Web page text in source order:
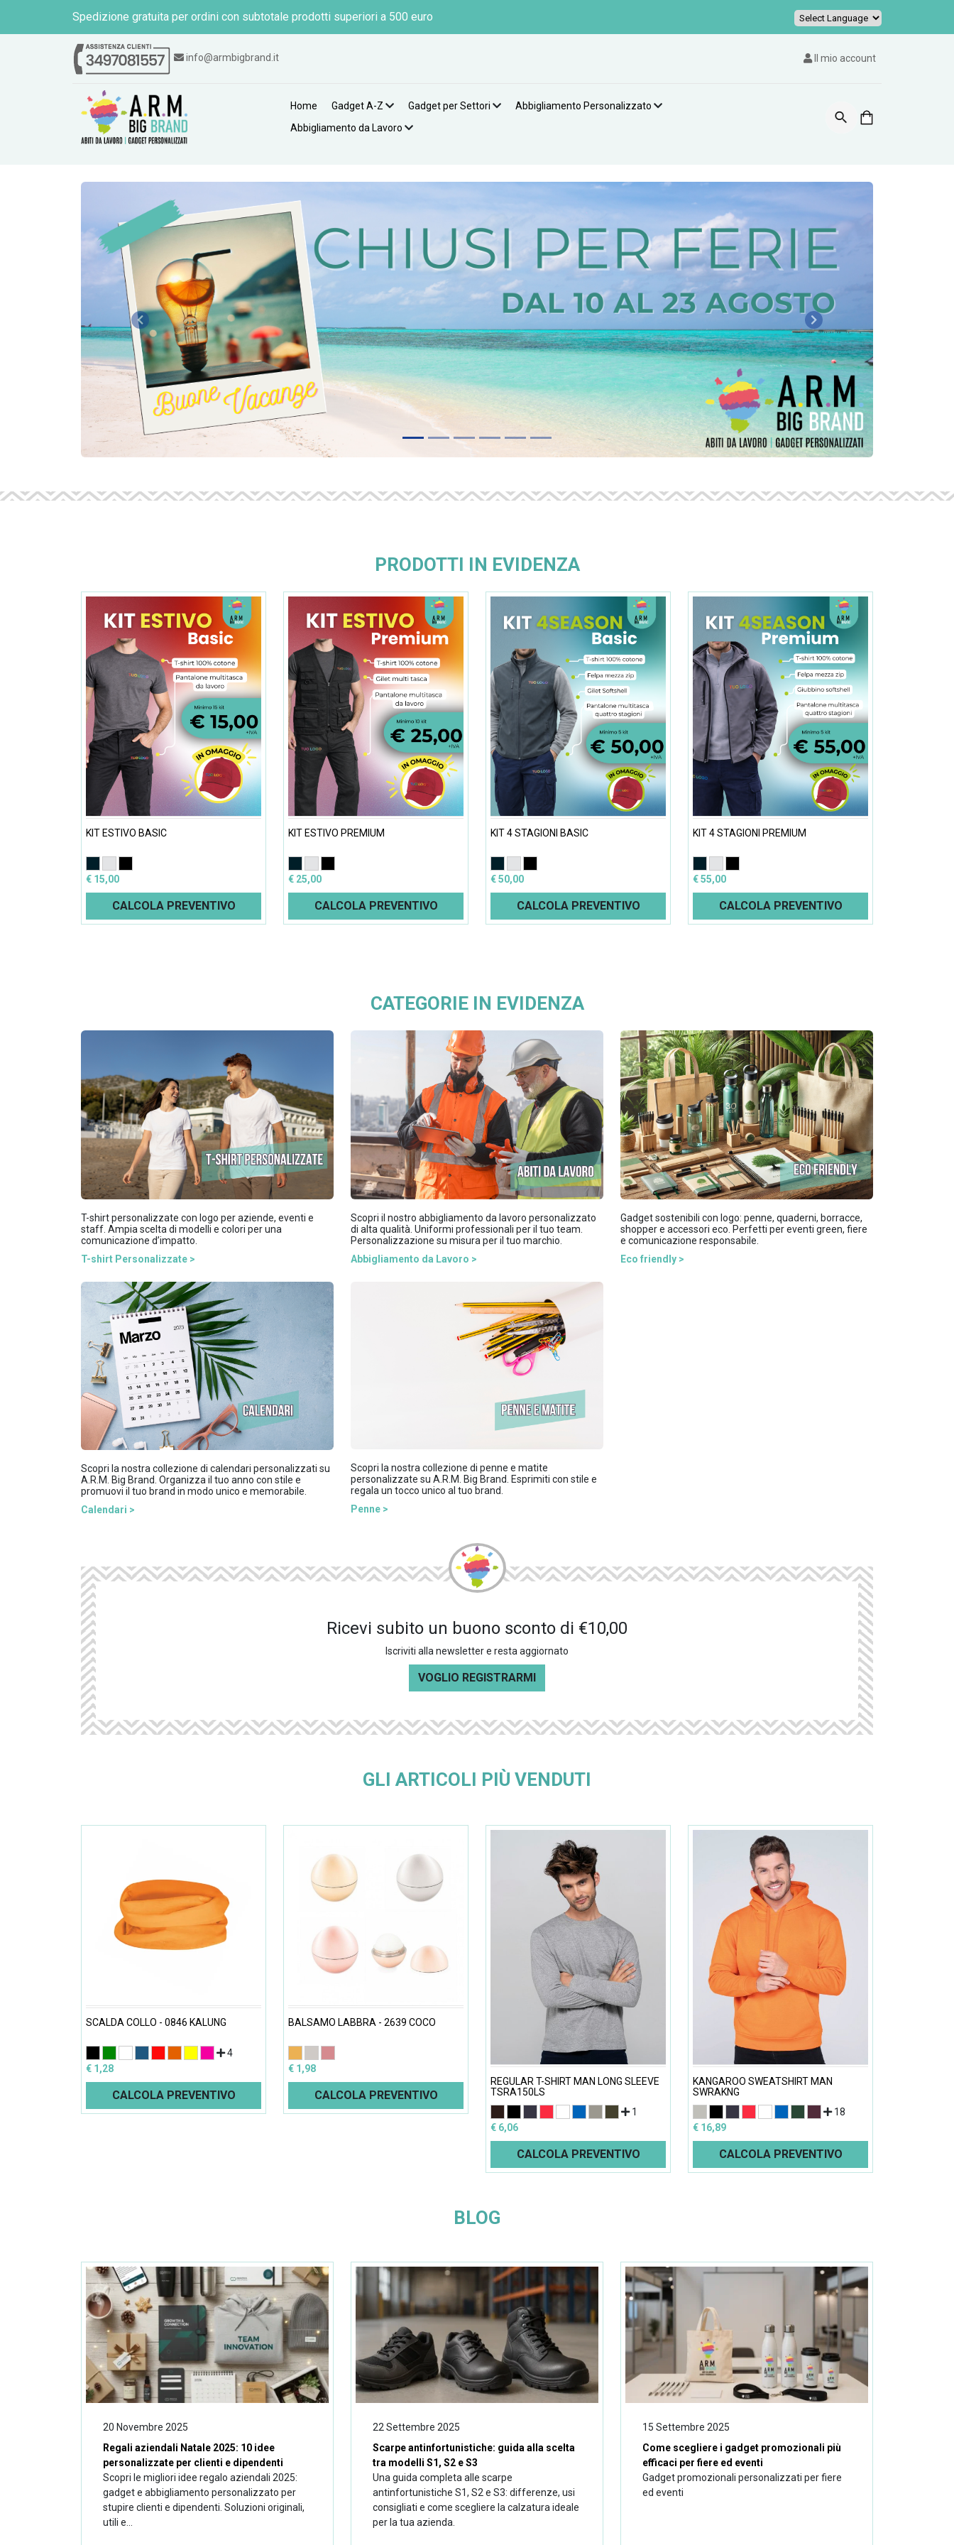
Spedizione gratuita per ordini con subtotale prodotti superiori a 500 euro
Powered by
info@armbigbrand.it Il mio account
Home Gadget A-Z Gadget per Settori
Abbigliamento Personalizzato
Abbigliamento da Lavoro
Precedente Prossimo
PRODOTTI IN EVIDENZA
KIT ESTIVO BASIC
€ 15,00
CALCOLA PREVENTIVO
KIT ESTIVO PREMIUM
€ 25,00
CALCOLA PREVENTIVO
KIT 4 STAGIONI BASIC
€ 50,00
CALCOLA PREVENTIVO
KIT 4 STAGIONI PREMIUM
€ 55,00
CALCOLA PREVENTIVO
CATEGORIE IN EVIDENZA
T-shirt personalizzate con logo per aziende, eventi e
staff. Ampia scelta di modelli e colori per una
comunicazione d’impatto.
T-shirt Personalizzate >
Scopri il nostro abbigliamento da lavoro personalizzato
di alta qualità. Uniformi professionali per il tuo team.
Personalizzazione su misura per il tuo marchio.
Abbigliamento da Lavoro >
Gadget sostenibili con logo: penne, quaderni, borracce,
shopper e accessori eco. Perfetti per eventi green, fiere
e comunicazione responsabile.
Eco friendly >
Scopri la nostra collezione di calendari personalizzati su
A.R.M. Big Brand. Organizza il tuo anno con stile e
promuovi il tuo brand in modo unico e memorabile.
Calendari >
Scopri la nostra collezione di penne e matite
personalizzate su A.R.M. Big Brand. Esprimiti con stile e
regala un tocco unico al tuo brand.
Penne >
Ricevi subito un buono sconto di €10,00
Iscriviti alla newsletter e resta aggiornato
VOGLIO REGISTRARMI
GLI ARTICOLI PIÙ VENDUTI
SCALDA COLLO - 0846 KALUNG
4
€ 1,28
CALCOLA PREVENTIVO
BALSAMO LABBRA - 2639 COCO
€ 1,98
CALCOLA PREVENTIVO
REGULAR T-SHIRT MAN LONG SLEEVE
TSRA150LS
1
€ 6,06
CALCOLA PREVENTIVO
KANGAROO SWEATSHIRT MAN
SWRAKNG
18
€ 16,89
CALCOLA PREVENTIVO
BLOG
20 Novembre 2025
Regali aziendali Natale 2025: 10 idee
personalizzate per clienti e dipendenti
Scopri le migliori idee regalo aziendali 2025:
gadget e abbigliamento personalizzato per
stupire clienti e dipendenti. Soluzioni originali,
utili e...
22 Settembre 2025
Scarpe antinfortunistiche: guida alla scelta
tra modelli S1, S2 e S3
Una guida completa alle scarpe
antinfortunistiche S1, S2 e S3: differenze, usi
consigliati e come scegliere la calzatura ideale
per la tua azienda.
15 Settembre 2025
Come scegliere i gadget promozionali più
efficaci per fiere ed eventi
Gadget promozionali personalizzati per fiere
ed eventi